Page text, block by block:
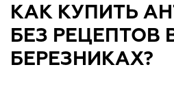
КАК КУПИТЬ
БЕЗ РЕЦЕПТОВ
БЕРЕЗНИКАХ?